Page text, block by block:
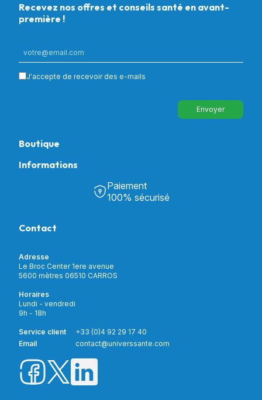
Recevez nos offres et conseils santé en avant-
première !
J'accepte de recevoir des e-mails
Envoyer
Boutique
Puériculture
Incontinence
Soins & Diagnostic
Aide à la mobilité
Matériel de location
Nouveautés
Promotions
Prix barrés
Informations
Découvrir Univers Santé
Notre catalogue
Mon compte
Livraison et paiement
Paiement
100% sécurisé
Contact
Adresse
Le Broc Center 1ere avenue
5600 mètres 06510 CARROS
Horaires
Lundi - vendredi
9h - 18h
Service client
+33 (0)4 92 29 17 40
Email
contact@universsante.com